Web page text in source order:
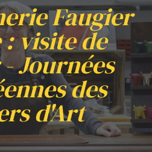
Faugier
visite de
Journées
des
d'Art